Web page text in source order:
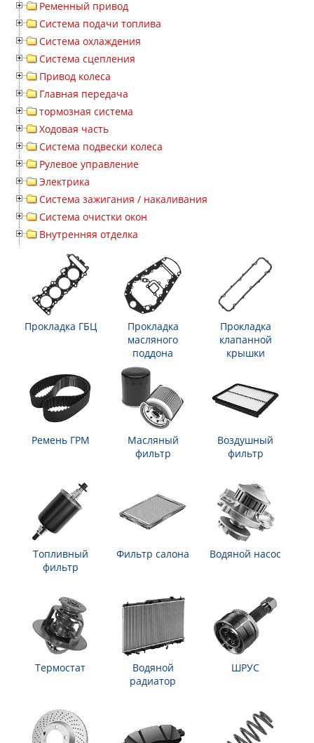
Ременный привод
Система подачи топлива
Система охлаждения
Система сцепления
Привод колеса
Главная передача
тормозная система
Ходовая часть
Система подвески колеса
Рулевое управление
Электрика
Система зажигания / накаливания
Система очистки окон
Внутренняя отделка
Прокладка ГБЦ
Прокладка
масляного
поддона
Прокладка
клапанной
крышки
Ремень ГРМ
Масляный
фильтр
Воздушный
фильтр
Топливный
фильтр
Фильтр салона Водяной насос
Термостат
Водяной
радиатор
ШРУС